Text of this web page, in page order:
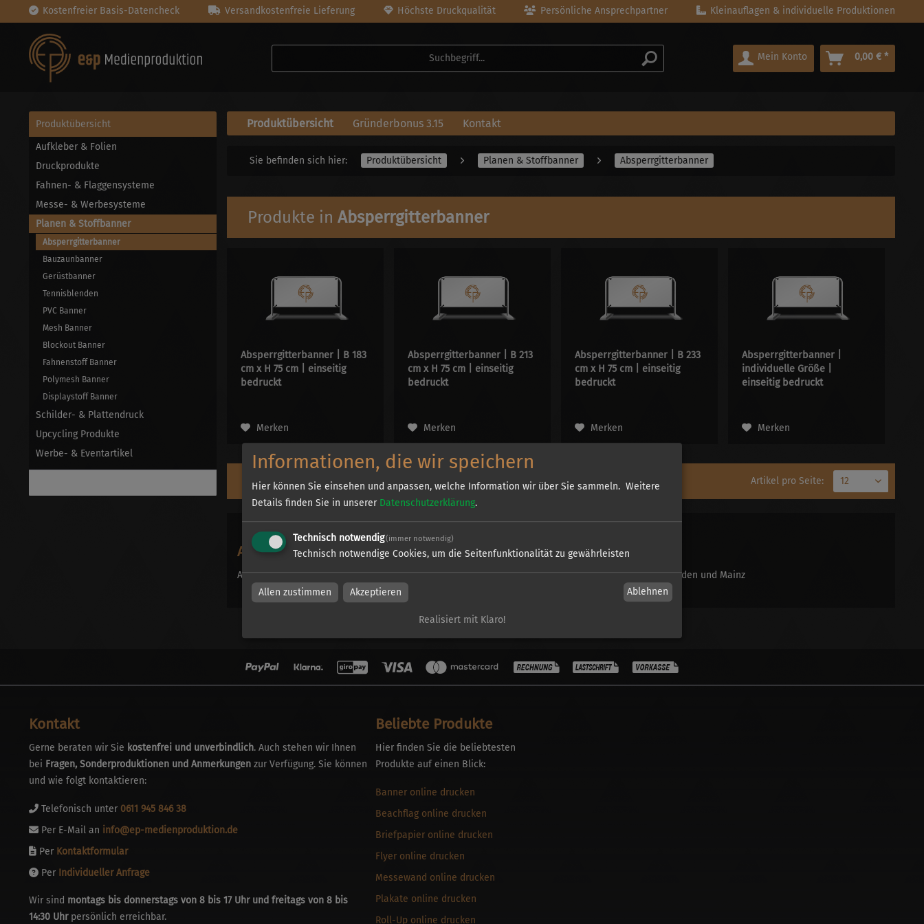
Kostenfreier Basis-Datencheck Versandkostenfreie Lieferung Höchste Druckqualität Persönliche Ansprechpartner Kleinauflagen & individuelle Produktionen
Mein Konto 0,00 € *
Produktübersicht
Aufkleber & Folien
Druckprodukte
Fahnen- & Flaggensysteme
Messe- & Werbesysteme
Planen & Stoffbanner
Absperrgitterbanner
Bauzaunbanner
Gerüstbanner
Tennisblenden
PVC Banner
Mesh Banner
Blockout Banner
Fahnenstoff Banner
Polymesh Banner
Displaystoff Banner
Schilder- & Plattendruck
Upcycling Produkte
Werbe- & Eventartikel
Produktübersicht Gründerbonus 3.15 Kontakt
Sie befinden sich hier: Produktübersicht Planen & Stoffbanner Absperrgitterbanner
Produkte in Absperrgitterbanner
Absperrgitterbanner | B 183
cm x H 75 cm | einseitig
bedruckt
Merken
Absperrgitterbanner | B 213
cm x H 75 cm | einseitig
bedruckt
Merken
Absperrgitterbanner | B 233
cm x H 75 cm | einseitig
bedruckt
Merken
Absperrgitterbanner |
individuelle Größe |
einseitig bedruckt
Merken
Artikel pro Seite:
Absperrgitterbanner
Absperrgitterbanner in verschiedenen Größen für Ihre Werbung von E&P Medienproduktion in Wiesbaden und Mainz
Kontakt
Gerne beraten wir Sie kostenfrei und unverbindlich. Auch stehen wir Ihnen
bei Fragen, Sonderproduktionen und Anmerkungen zur Verfügung. Sie können
und wie folgt kontaktieren:
Telefonisch unter 0611 945 846 38
Per E-Mail an info@ep-medienproduktion.de
Per Kontaktformular
Per Individueller Anfrage
Wir sind montags bis donnerstags von 8 bis 17 Uhr und freitags von 8 bis
14:30 Uhrpersönlich erreichbar.
Beliebte Produkte
Hier finden Sie die beliebtesten
Produkte auf einen Blick:
Banner online drucken
Beachflag online drucken
Briefpapier online drucken
Flyer online drucken
Messewand online drucken
Plakate online drucken
Roll-Up online drucken
Informationen, die wir speichern
Hier können Sie einsehen und anpassen, welche Information wir über Sie sammeln. Weitere
Details finden Sie in unserer Datenschutzerklärung.
Technisch notwendig(immer notwendig)
Technisch notwendige Cookies, um die Seitenfunktionalität zu gewährleisten
Allen zustimmen Akzeptieren Ablehnen
Realisiert mit Klaro!